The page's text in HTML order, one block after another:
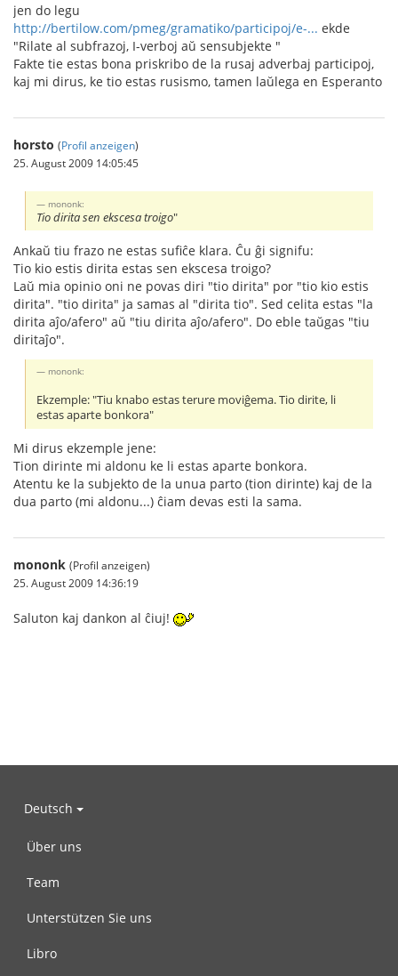
jen do legu
http://bertilow.com/pmeg/gramatiko/participoj/e-... ekde
"Rilate al subfrazoj, I-verboj aŭ sensubjekte "
Fakte tie estas bona priskribo de la rusaj adverbaj participoj,
kaj mi dirus, ke tio estas rusismo, tamen laŭlega en Esperanto
horsto (Profil anzeigen)
25. August 2009 14:05:45
mononk:
Tio dirita sen ekscesa troigo"
Ankaŭ tiu frazo ne estas sufiĉe klara. Ĉu ĝi signifu:
Tio kio estis dirita estas sen ekscesa troigo?
Laŭ mia opinio oni ne povas diri "tio dirita" por "tio kio estis
dirita". "tio dirita" ja samas al "dirita tio". Sed celita estas "la
dirita aĵo/afero" aŭ "tiu dirita aĵo/afero". Do eble taŭgas "tiu
diritaĵo".
mononk:
Ekzemple: "Tiu knabo estas terure moviĝema. Tio dirite, li
estas aparte bonkora"
Mi dirus ekzemple jene:
Tion dirinte mi aldonu ke li estas aparte bonkora.
Atentu ke la subjekto de la unua parto (tion dirinte) kaj de la
dua parto (mi aldonu...) ĉiam devas esti la sama.
mononk (Profil anzeigen)
25. August 2009 14:36:19
Saluton kaj dankon al ĉiuj!
Deutsch
Über uns
Team
Unterstützen Sie uns
Libro